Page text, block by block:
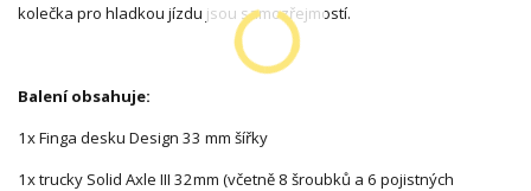
kolečka pro hladkou jízdu jsou samozřejmostí.
Balení obsahuje:
1x Finga desku Design 33 mm šířky
1x trucky Solid Axle III 32mm (včetně 8 šroubků a 6 pojistných